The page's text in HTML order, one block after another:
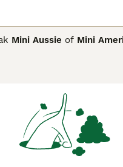
Mini Aussie of Mini
om een compactere
van 33 tot 43 cm,
vacht met dikke
en loyale hond die
Hij past daarom bij